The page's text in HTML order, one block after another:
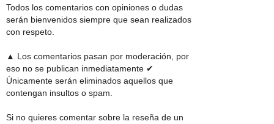
Todos los comentarios con opiniones o dudas
serán bienvenidos siempre que sean realizados
con respeto.
▲ Los comentarios pasan por moderación, por
eso no se publican inmediatamente ✔
Únicamente serán eliminados aquellos que
contengan insultos o spam.
Si no quieres comentar sobre la reseña de un